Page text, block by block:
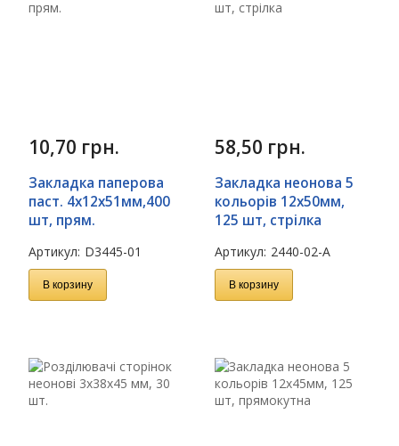
10,70 грн.
Закладка паперова
паст. 4х12х51мм,400
шт, прям.
Артикул: D3445-01
В корзину
58,50 грн.
Закладка неонова 5
кольорів 12х50мм,
125 шт, стрілка
Артикул: 2440-02-A
В корзину